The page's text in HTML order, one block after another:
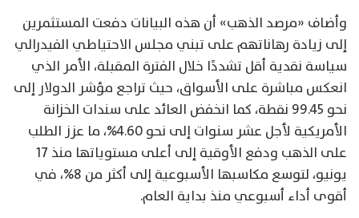
وأضاف «مرصد الذهب» أن هذه البيانات دفعت المستثمرين
إلى زيادة رهاناتهم على تبني مجلس الاحتياطي الفيدرالي
سياسة نقدية أقل تشددًا خلال الفترة المقبلة، الأمر الذي
انعكس مباشرة على الأسواق، حيث تراجع مؤشر الدولار إلى
نحو 99.45 نقطة، كما انخفض العائد على سندات الخزانة
الأمريكية لأجل عشر سنوات إلى نحو 4.60%، ما عزز الطلب
على الذهب ودفع الأوقية إلى أعلى مستوياتها منذ 17
يونيو، لتوسع مكاسبها الأسبوعية إلى أكثر من 8%، في
أقوى أداء أسبوعي منذ بداية العام.